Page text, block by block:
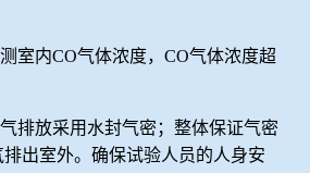
室内CO气体浓度，CO气体浓度超
排放采用水封气密；整体保证气密
出室外。确保试验人员的人身安